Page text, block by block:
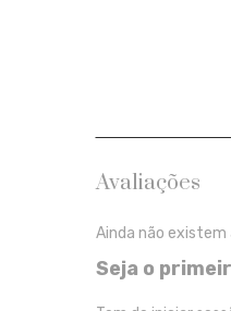
Avaliações
Ainda não existem
Seja o